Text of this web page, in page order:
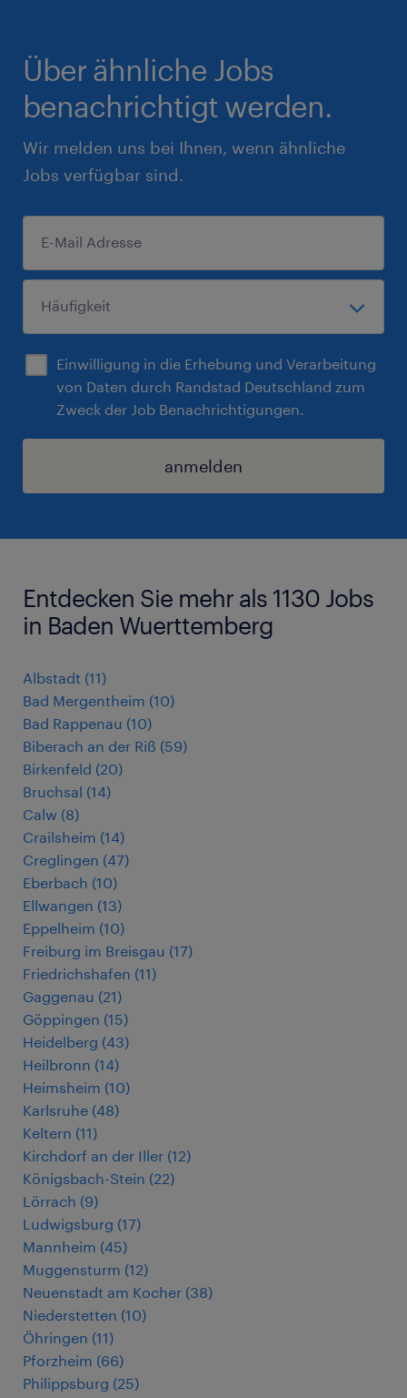
Über ähnliche Jobs
benachrichtigt werden.
Wir melden uns bei Ihnen, wenn ähnliche
Jobs verfügbar sind.
Einwilligung in die Erhebung und Verarbeitung
von Daten durch Randstad Deutschland zum
Zweck der Job Benachrichtigungen.
anmelden
Entdecken Sie mehr als 1130 Jobs
in Baden Wuerttemberg
Albstadt (11)
Bad Mergentheim (10)
Bad Rappenau (10)
Biberach an der Riß (59)
Birkenfeld (20)
Bruchsal (14)
Calw (8)
Crailsheim (14)
Creglingen (47)
Eberbach (10)
Ellwangen (13)
Eppelheim (10)
Freiburg im Breisgau (17)
Friedrichshafen (11)
Gaggenau (21)
Göppingen (15)
Heidelberg (43)
Heilbronn (14)
Heimsheim (10)
Karlsruhe (48)
Keltern (11)
Kirchdorf an der Iller (12)
Königsbach-Stein (22)
Lörrach (9)
Ludwigsburg (17)
Mannheim (45)
Muggensturm (12)
Neuenstadt am Kocher (38)
Niederstetten (10)
Öhringen (11)
Pforzheim (66)
Philippsburg (25)